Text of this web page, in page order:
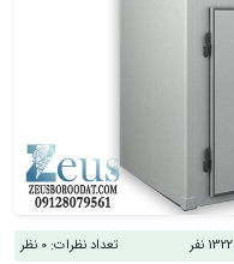
1322 نفر تعداد نظرات: 0 نظر